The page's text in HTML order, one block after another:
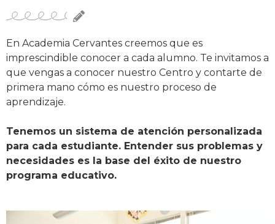
En Academia Cervantes creemos que es
imprescindible conocer a cada alumno. Te invitamos a
que vengas a conocer nuestro Centro y contarte de
primera mano cómo es nuestro proceso de
aprendizaje.
Tenemos un sistema de atención personalizada
para cada estudiante. Entender sus problemas y
necesidades es la base del éxito de nuestro
programa educativo.